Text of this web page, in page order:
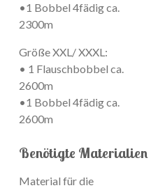
•1 Bobbel 4fädig ca.
2300m
Größe XXL/ XXXL:
• 1 Flauschbobbel ca.
2600m
•1 Bobbel 4fädig ca.
2600m
Benötigte Materialien
Material für die